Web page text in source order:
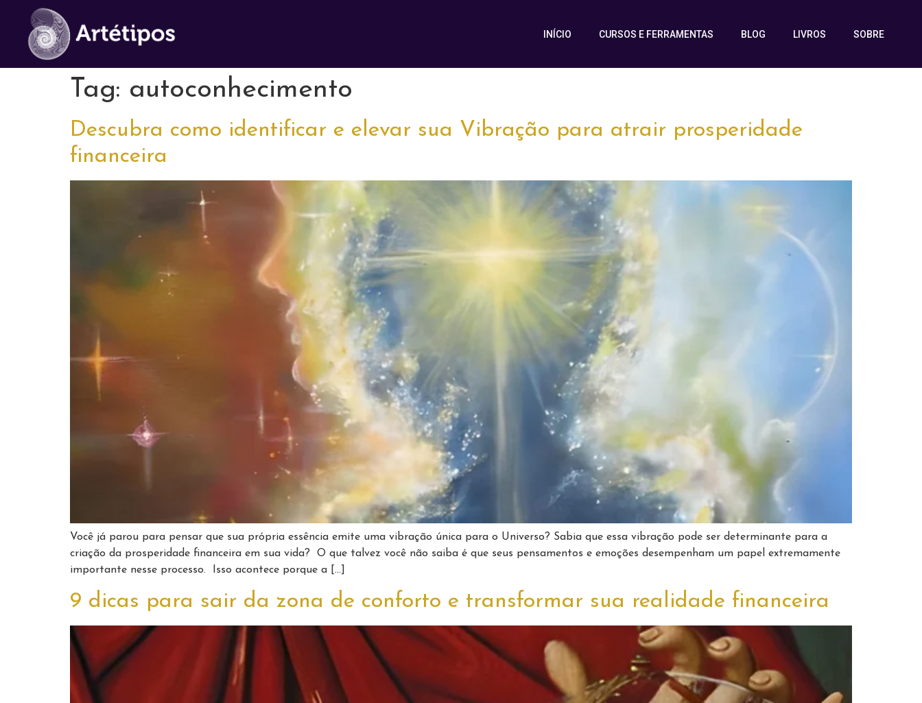
INÍCIO CURSOS E FERRAMENTAS BLOG LIVROS SOBRE
Tag: autoconhecimento
Descubra como identificar e elevar sua Vibração para atrair prosperidade
financeira
Você já parou para pensar que sua própria essência emite uma vibração única para o Universo? Sabia que essa vibração pode ser determinante para a
criação da prosperidade financeira em sua vida? O que talvez você não saiba é que seus pensamentos e emoções desempenham um papel extremamente
importante nesse processo. Isso acontece porque a […]
9 dicas para sair da zona de conforto e transformar sua realidade financeira